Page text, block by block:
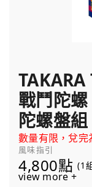
戰鬥陀
陀螺盤組
數量有限，兌完
風味指引
4,800點 (1
view more +